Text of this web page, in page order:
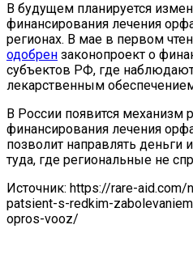
В будущем планируется
финансирования лечения
регионах. В мае в первом
одобрен законопроект о
субъектов РФ, где
лекарственным
В России появится механизм
финансирования лечения
позволит направлять
туда, где региональные не
Источник: https://rare-
patsient-s-redkim-
opros-vooz/